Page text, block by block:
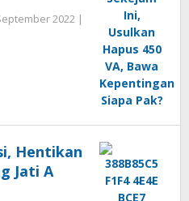
2022 |
Hentikan
Jati A